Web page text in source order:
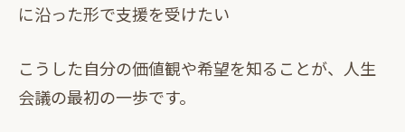
に沿った形で支援を受けたい
こうした自分の価値観や希望を知ることが、人生
会議の最初の一歩です。